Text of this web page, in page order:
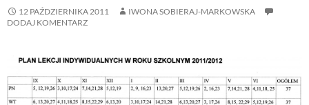
12 PAŹDZIERNIKA 2011
IWONA SOBIERAJ-MARKOWSKA
DODAJ KOMENTARZ